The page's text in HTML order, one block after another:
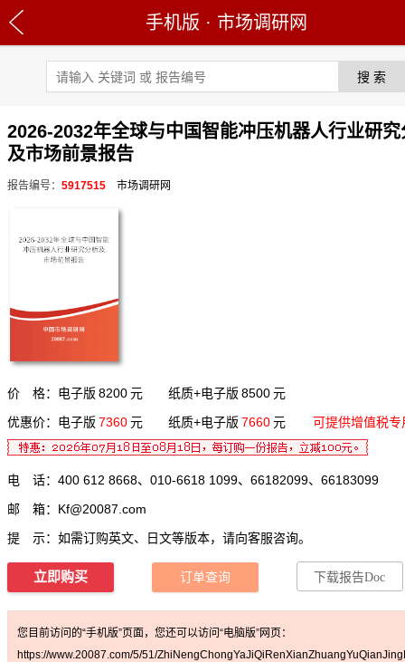
手机版 · 市场调研网
2026-2032年全球与中国智能冲压机器人行业研究
及市场前景报告
报告编号： 5917515 市场调研网
价 格：电子版 8200 元 纸质+电子版 8500 元
优惠价：电子版 7360 元 纸质+电子版 7660 元 可提供增值税专
电 话：400 612 8668、010-6618 1099、66182099、66183099
邮 箱： Kf@20087.com
提 示：如需订购英文、日文等版本，请向客服咨询。
立即购买 订单查询 下载报告Doc
您目前访问的“手机版”页面，您还可以访问“电脑版”网页：
https://www.20087.com/5/51/